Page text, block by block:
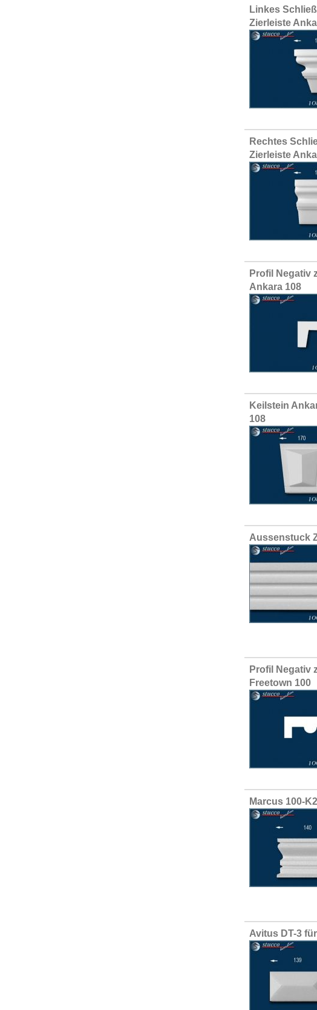
Linkes
Zierleiste
Rechtes
Zierleiste
Profil Negativ
Ankara 108
Keilstein
108
Aussenstuck
Profil Negativ
Freetown 100
Marcus 100-
Avitus DT-3